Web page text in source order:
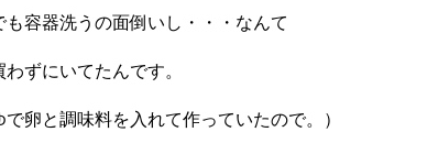
容器洗うの面倒いし・・・なんて
ずにいてたんです。
で卵と調味料を入れて作っていたので。）